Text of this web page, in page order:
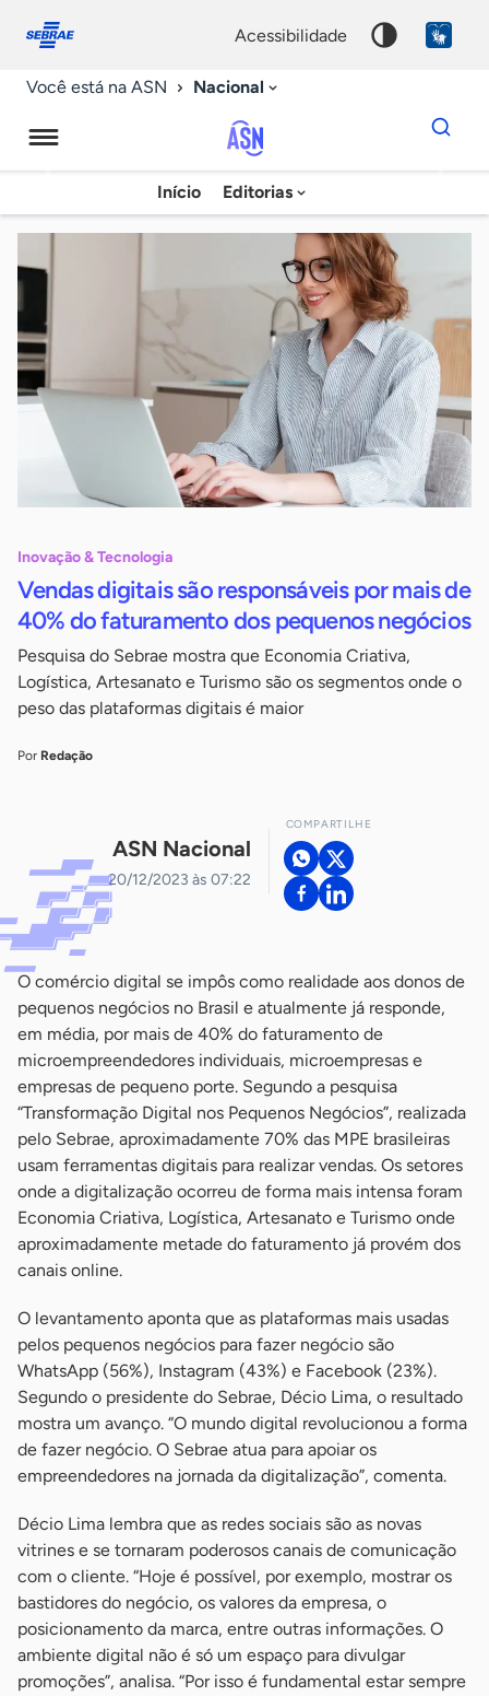
conosco
acessibilidade
Você está na ASN Nacional
Agência
Sebrae
Notícias
Início Editorias
Dados
para
chave
Inovação & Tecnologia
Vendas digitais são responsáveis por mais de
40% do faturamento dos pequenos negócios
Pesquisa do Sebrae mostra que Economia Criativa,
Logística, Artesanato e Turismo são os segmentos onde o
peso das plataformas digitais é maior
Por Redação
ASN Nacional
20/12/2023 às 07:22
COMPARTILHE
O comércio digital se impôs como realidade aos donos de
pequenos negócios no Brasil e atualmente já responde,
em média, por mais de 40% do faturamento de
microempreendedores individuais, microempresas e
empresas de pequeno porte. Segundo a pesquisa
“Transformação Digital nos Pequenos Negócios”, realizada
pelo Sebrae, aproximadamente 70% das MPE brasileiras
usam ferramentas digitais para realizar vendas. Os setores
onde a digitalização ocorreu de forma mais intensa foram
Economia Criativa, Logística, Artesanato e Turismo onde
aproximadamente metade do faturamento já provém dos
canais online.
O levantamento aponta que as plataformas mais usadas
pelos pequenos negócios para fazer negócio são
WhatsApp (56%), Instagram (43%) e Facebook (23%).
Segundo o presidente do Sebrae, Décio Lima, o resultado
mostra um avanço. “O mundo digital revolucionou a forma
de fazer negócio. O Sebrae atua para apoiar os
empreendedores na jornada da digitalização”, comenta.
Décio Lima lembra que as redes sociais são as novas
vitrines e se tornaram poderosos canais de comunicação
com o cliente. “Hoje é possível, por exemplo, mostrar os
bastidores do negócio, os valores da empresa, o
posicionamento da marca, entre outras informações. O
ambiente digital não é só um espaço para divulgar
promoções”, analisa. “Por isso é fundamental estar sempre